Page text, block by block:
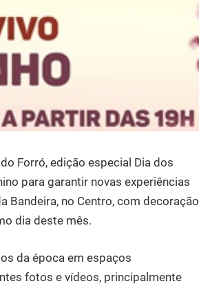
Forró, edição especial Dia dos
para garantir novas experiências
Bandeira, no Centro, com decoração
dia deste mês.
da época em espaços
fotos e vídeos, principalmente